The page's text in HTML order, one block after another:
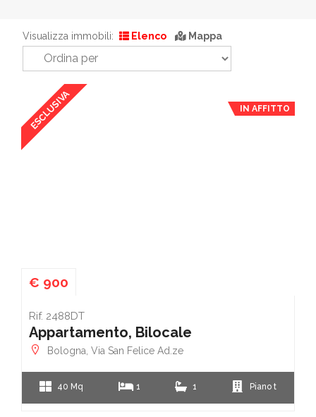
Visualizza immobili: Elenco Mappa
ESCLUSIVA IN AFFITTO
€ 900
Rif. 2488DT
Appartamento, Bilocale
Bologna, Via San Felice Ad.ze
40 Mq 1 1 Piano t